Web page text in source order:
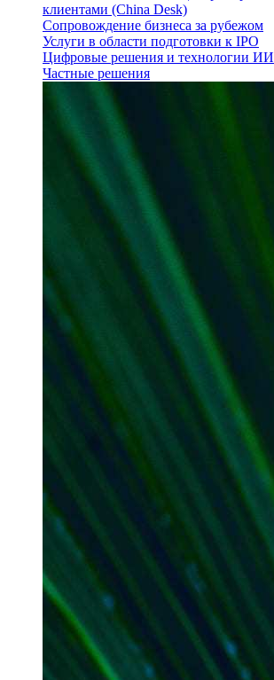
клиентами (China Desk)
Сопровождение бизнеса за рубежом
Услуги в области подготовки к IPO
Цифровые решения и технологии ИИ
Частные решения